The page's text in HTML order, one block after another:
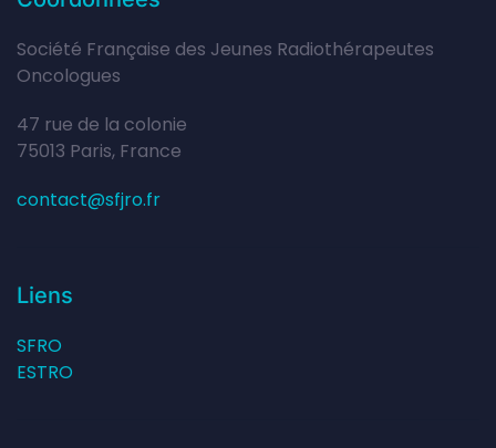
Société Française des Jeunes Radiothérapeutes
Oncologues
47 rue de la colonie
75013 Paris, France
contact@sfjro.fr
Liens
SFRO
ESTRO